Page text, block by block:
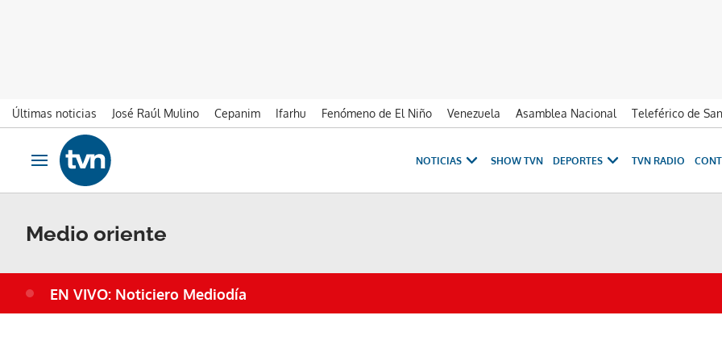
Últimas noticias José Raúl Mulino Cepanim Ifarhu Fenómeno de El Niño Venezuela Asamblea Nacional Teleférico de
Ir al contenido
Obrir navegació
NOTICIAS SHOW TVN DEPORTES TVN RADIO
Medio oriente
EN VIVO: Noticiero Mediodía